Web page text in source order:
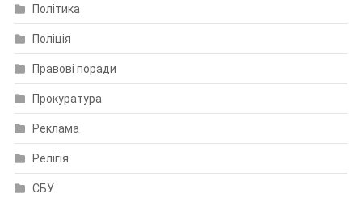
Політика
Поліція
Правові поради
Прокуратура
Реклама
Релігія
СБУ